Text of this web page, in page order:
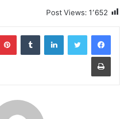
Post Views: 1٬652
لينكدإن
طباعة